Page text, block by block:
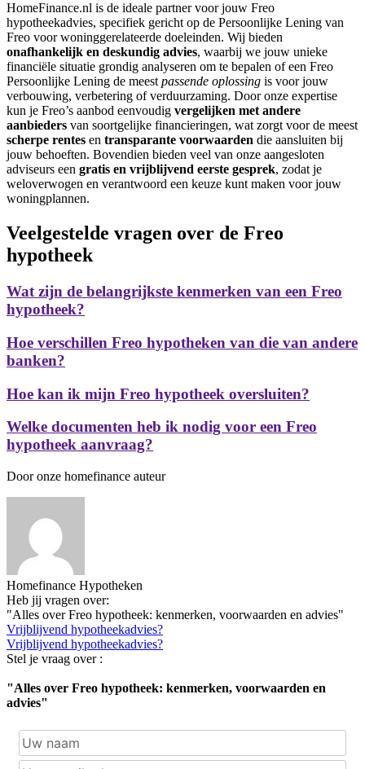
HomeFinance.nl is de ideale partner voor jouw Freo
hypotheekadvies, specifiek gericht op de Persoonlijke Lening van
Freo voor woninggerelateerde doeleinden. Wij bieden
onafhankelijk en deskundig advies, waarbij we jouw unieke
financiële situatie grondig analyseren om te bepalen of een Freo
Persoonlijke Lening de meestpassende oplossing is voor jouw
verbouwing, verbetering of verduurzaming. Door onze expertise
kun je Freo’s aanbod eenvoudig vergelijken met andere
aanbieders van soortgelijke financieringen, wat zorgt voor de meest
scherpe rentes en transparante voorwaarden die aansluiten bij
jouw behoeften. Bovendien bieden veel van onze aangesloten
adviseurs een gratis en vrijblijvend eerste gesprek, zodat je
weloverwogen en verantwoord een keuze kunt maken voor jouw
woningplannen.
Veelgestelde vragen over de Freo
hypotheek
Wat zijn de belangrijkste kenmerken van een Freo
hypotheek?
Hoe verschillen Freo hypotheken van die van andere
banken?
Hoe kan ik mijn Freo hypotheek oversluiten?
Welke documenten heb ik nodig voor een Freo
hypotheek aanvraag?
Door onze homefinance auteur
Homefinance Hypotheken
Heb jij vragen over:
"Alles over Freo hypotheek: kenmerken, voorwaarden en advies"
Vrijblijvend hypotheekadvies?
Vrijblijvend hypotheekadvies?
Stel je vraag over :
"Alles over Freo hypotheek: kenmerken, voorwaarden en
advies"